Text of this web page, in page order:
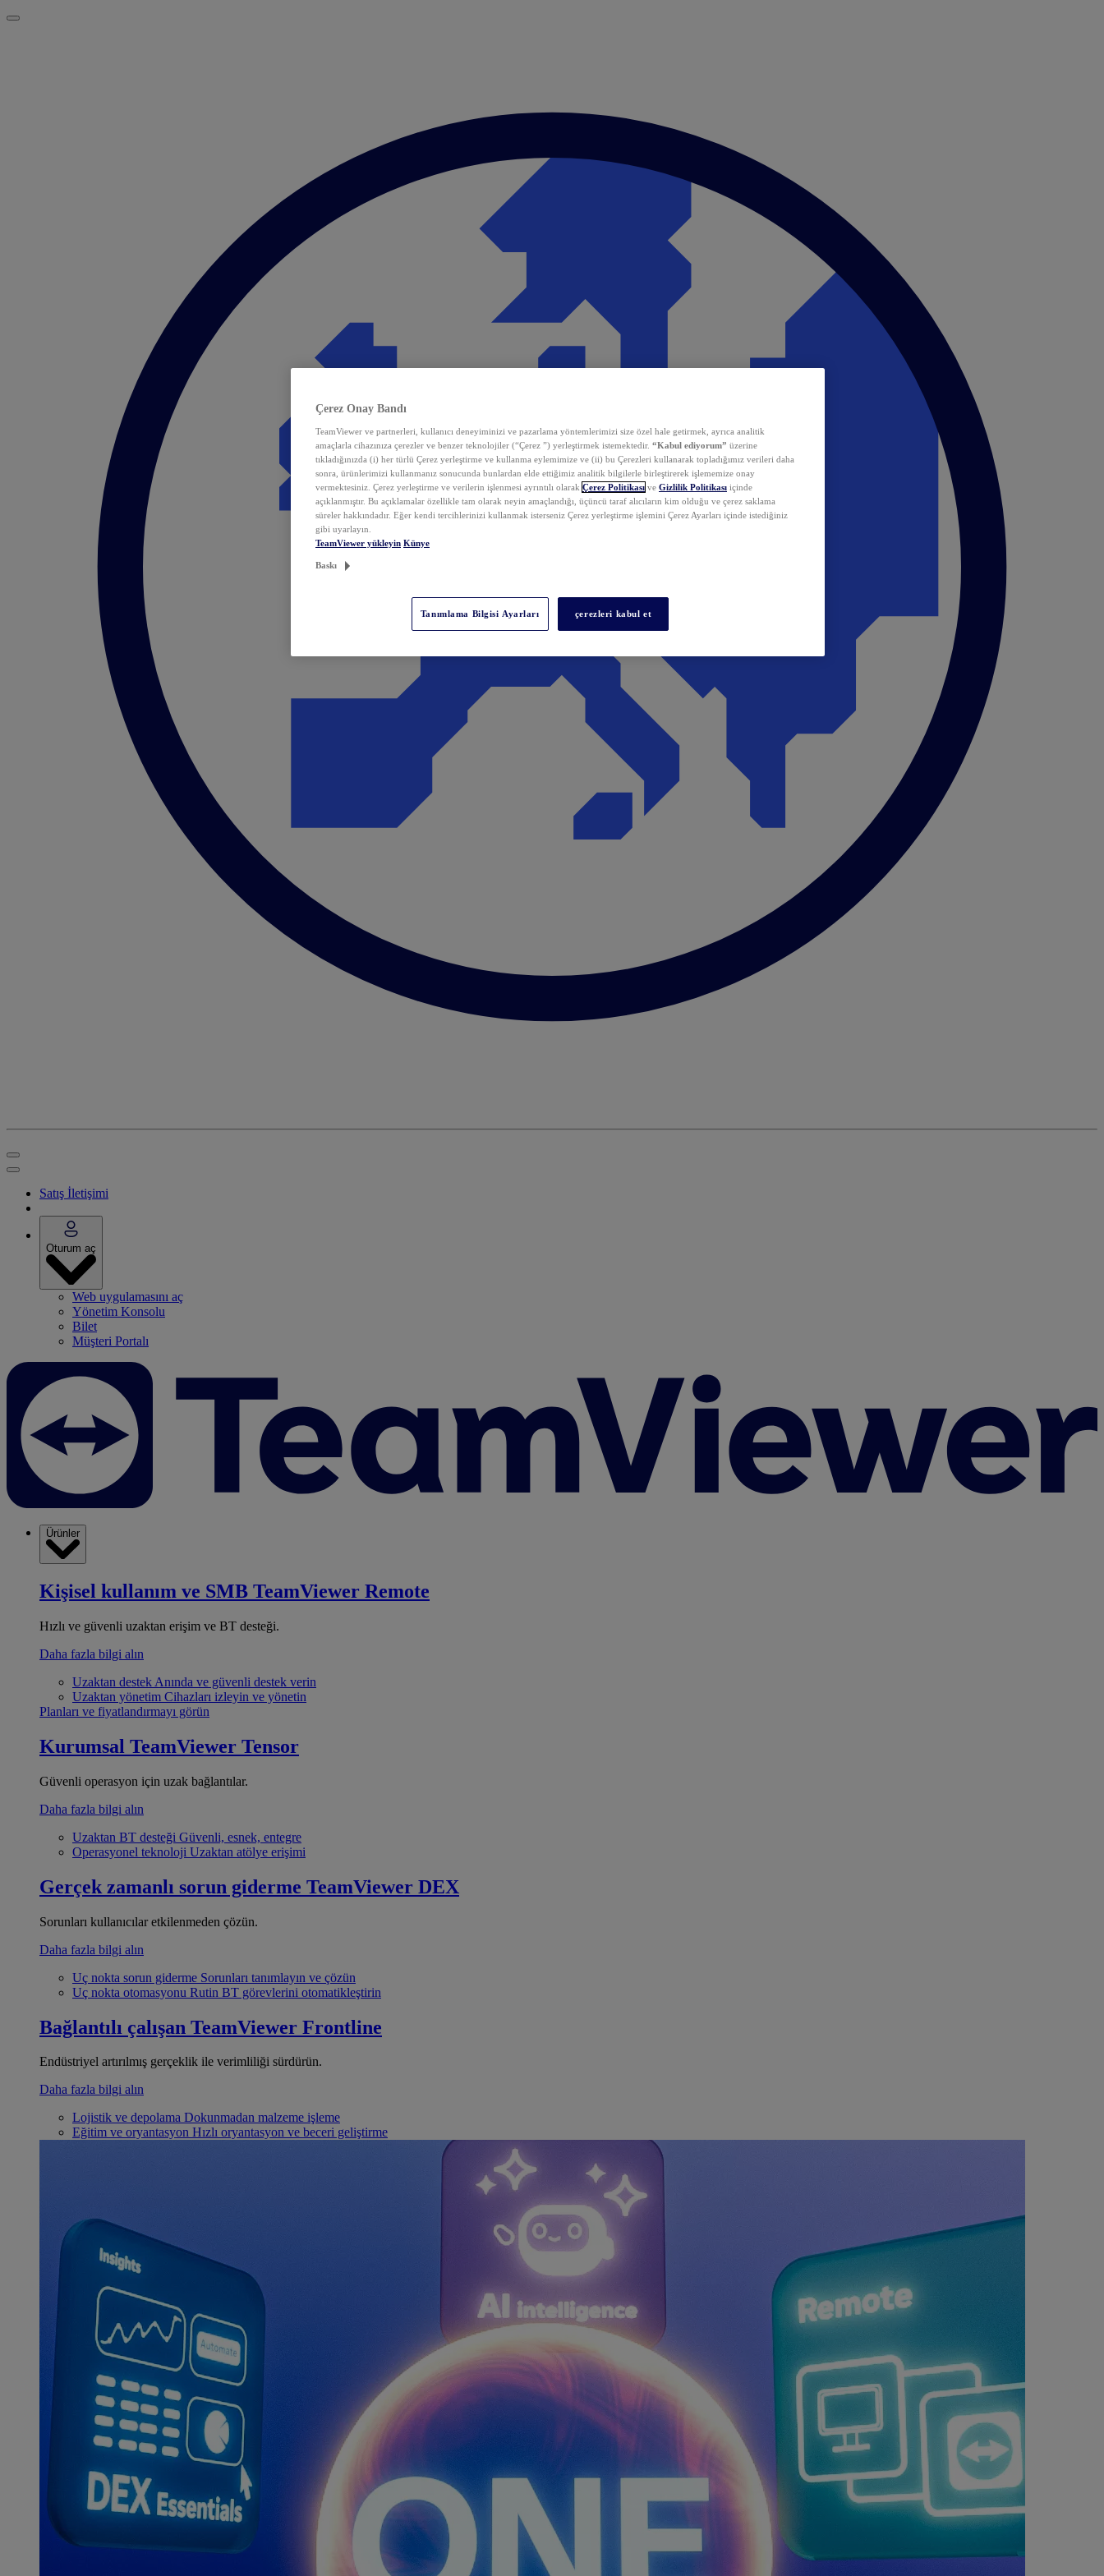
Satış İletişimi
Oturum aç
Web uygulamasını aç
Yönetim Konsolu
Bilet
Müşteri Portalı
Ürünler
Kişisel kullanım ve SMB TeamViewer Remote
Hızlı ve güvenli uzaktan erişim ve BT desteği.
Daha fazla bilgi alın
Uzaktan destek Anında ve güvenli destek verin
Uzaktan yönetim Cihazları izleyin ve yönetin
Planları ve fiyatlandırmayı görün
Kurumsal TeamViewer Tensor
Güvenli operasyon için uzak bağlantılar.
Daha fazla bilgi alın
Uzaktan BT desteği Güvenli, esnek, entegre
Operasyonel teknoloji Uzaktan atölye erişimi
Gerçek zamanlı sorun giderme TeamViewer DEX
Sorunları kullanıcılar etkilenmeden çözün.
Daha fazla bilgi alın
Uç nokta sorun giderme Sorunları tanımlayın ve çözün
Uç nokta otomasyonu Rutin BT görevlerini otomatikleştirin
Bağlantılı çalışan TeamViewer Frontline
Endüstriyel artırılmış gerçeklik ile verimliliği sürdürün.
Daha fazla bilgi alın
Lojistik ve depolama Dokunmadan malzeme işleme
Eğitim ve oryantasyon Hızlı oryantasyon ve beceri geliştirme
Çerez Onay Bandı
TeamViewer ve partnerleri, kullanıcı deneyiminizi ve pazarlama yöntemlerimizi size özel hale getirmek, ayrıca analitik
amaçlarla cihazınıza çerezler ve benzer teknolojiler (“Çerez ”) yerleştirmek istemektedir. “Kabul ediyorum” üzerine
tıkladığınızda (i) her türlü Çerez yerleştirme ve kullanma eylemimize ve (ii) bu Çerezleri kullanarak topladığımız verileri daha
sonra, ürünlerimizi kullanmanız sonucunda bunlardan elde ettiğimiz analitik bilgilerle birleştirerek işlememize onay
vermektesiniz. Çerez yerleştirme ve verilerin işlenmesi ayrıntılı olarak Çerez Politikası ve Gizlilik Politikası içinde
açıklanmıştır. Bu açıklamalar özellikle tam olarak neyin amaçlandığı, üçüncü taraf alıcıların kim olduğu ve çerez saklama
süreler hakkındadır. Eğer kendi tercihlerinizi kullanmak isterseniz Çerez yerleştirme işlemini Çerez Ayarları içinde istediğiniz
gibi uyarlayın.
TeamViewer yükleyin Künye
Baskı
Tanımlama Bilgisi Ayarları çerezleri kabul et